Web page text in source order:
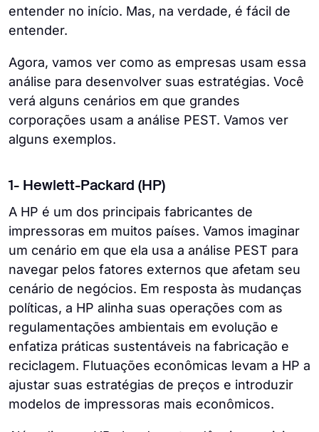
entender no início. Mas, na verdade, é fácil de
entender.
Agora, vamos ver como as empresas usam essa
análise para desenvolver suas estratégias. Você
verá alguns cenários em que grandes
corporações usam a análise PEST. Vamos ver
alguns exemplos.
1- Hewlett-Packard (HP)
A HP é um dos principais fabricantes de
impressoras em muitos países. Vamos imaginar
um cenário em que ela usa a análise PEST para
navegar pelos fatores externos que afetam seu
cenário de negócios. Em resposta às mudanças
políticas, a HP alinha suas operações com as
regulamentações ambientais em evolução e
enfatiza práticas sustentáveis na fabricação e
reciclagem. Flutuações econômicas levam a HP a
ajustar suas estratégias de preços e introduzir
modelos de impressoras mais econômicos.